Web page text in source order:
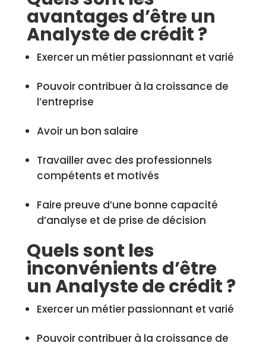
avantages d’être un
Analyste de crédit ?
Exercer un métier passionnant et varié
Pouvoir contribuer à la croissance de
l’entreprise
Avoir un bon salaire
Travailler avec des professionnels
compétents et motivés
Faire preuve d’une bonne capacité
d’analyse et de prise de décision
Quels sont les
inconvénients d’être
un Analyste de crédit ?
Exercer un métier passionnant et varié
Pouvoir contribuer à la croissance de